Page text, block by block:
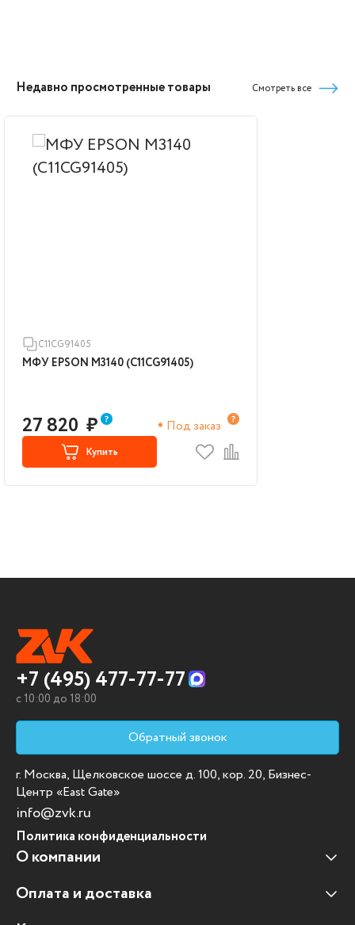
Недавно просмотренные товары Смотреть все
C11CG91405
МФУ EPSON M3140 (C11CG91405)
27 820 ₽ Под заказ
Купить
+7 (495) 477-77-77
c 10:00 до 18:00
Обратный звонок
г. Москва, Щелковское шоссе д. 100, кор. 20, Бизнес-
Центр «East Gate»
info@zvk.ru
Политика конфиденциальности
О компании
Наши клиенты
Оплата и доставка